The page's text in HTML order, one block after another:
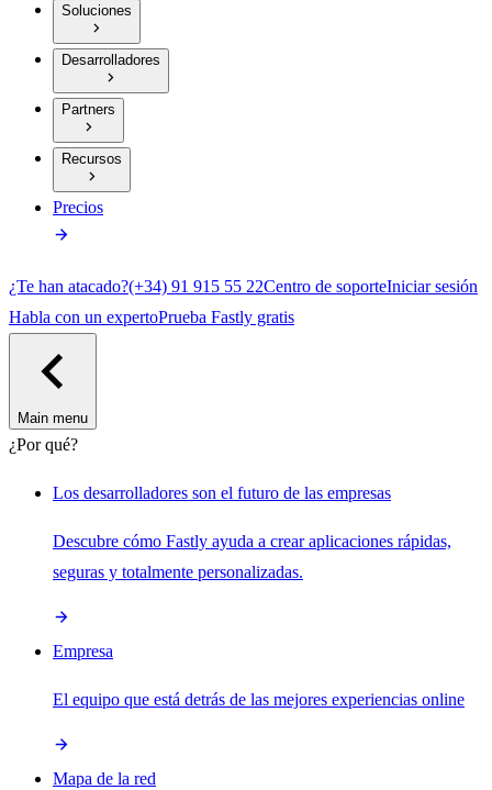
Soluciones
Desarrolladores
Partners
Recursos
Precios
¿Te han atacado?(+34) 91 915 55 22Centro de soporteIniciar sesión
Habla con un expertoPrueba Fastly gratis
Main menu
¿Por qué?
Los desarrolladores son el futuro de las empresas
Descubre cómo Fastly ayuda a crear aplicaciones rápidas,
seguras y totalmente personalizadas.
Empresa
El equipo que está detrás de las mejores experiencias online
Mapa de la red